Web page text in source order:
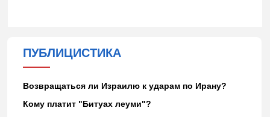
ПУБЛИЦИСТИКА
Возвращаться ли Израилю к ударам по Ирану?
Кому платит "Битуах леуми"?